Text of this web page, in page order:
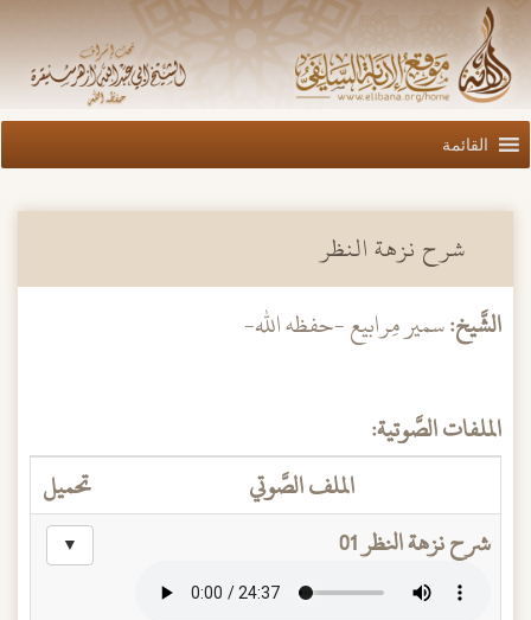
القائمة
شرح نزهة النظر
الشَّيخ:سمير مِرابيع -حفظه الله-
الملفات الصَّوتية:
الملف الصَّوتي
تحميل
شرح نزهة النظر 01
▼